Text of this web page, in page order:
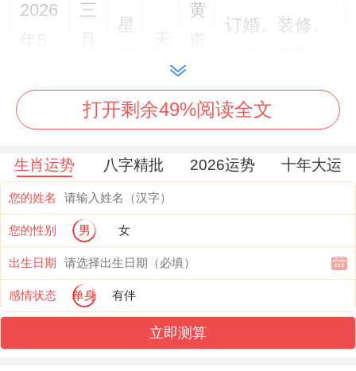
2026
日
三
月
五
星
一
天
德
黄
道
日
订婚、装修、
纳采等
年5
月18
日
初
二
星
期
一
司
命
道
乔迁、签合
同、交易、安
门、买车等
2026
年5
四
月
星
期
三
龙
吉
理发、开工、
交易、出行等
打开剩余49%阅读全文
生肖运势 八字精批 2026运势 十年大运
您的姓名
您的性别 男 女
出生日期
感情状态 单身 有伴
立即测算